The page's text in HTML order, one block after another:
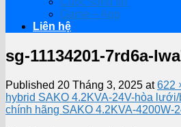
Game – App
Liên hệ
sg-11134201-7rd6a-
Published 20 Tháng 3, 2025 at622
hybrid SAKO 4.2KVA-24V-hòa
chính hãng SAKO 4.2KVA-4200W-